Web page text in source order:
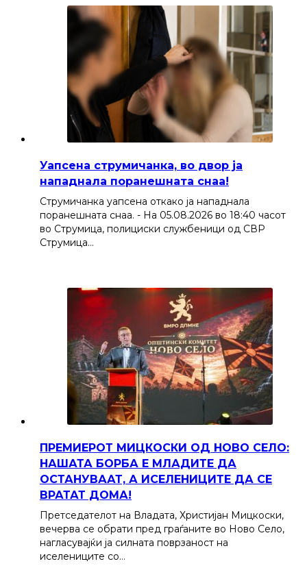
Уапсена струмичанка, во двор ја
нападнала поранешната снаа!
Струмичанка уапсена откако ја нападнала
поранешната снаа. - На 05.08.2026 во 18:40 часот
во Струмица, полициски службеници од СВР
Струмица…
ПРЕМИЕРОТ МИЦКОСКИ ОД НОВО СЕЛО:
НАШАТА БОРБА Е МЛАДИТЕ ДА
ОСТАНУВААТ, А ИСЕЛЕНИЦИТЕ ДА СЕ
ВРАТАТ ДОМА!
Претседателот на Владата, Христијан Мицкоски,
вечерва се обрати пред граѓаните во Ново Село,
нагласувајќи ја силната поврзаност на
иселениците со…